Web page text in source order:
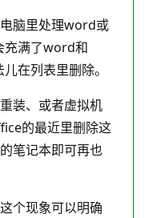
脑里处理word或
充满了word和
在列表里删除。
装、或者虚拟机
的最近里删除这
笔记本即可再也
个现象可以明确